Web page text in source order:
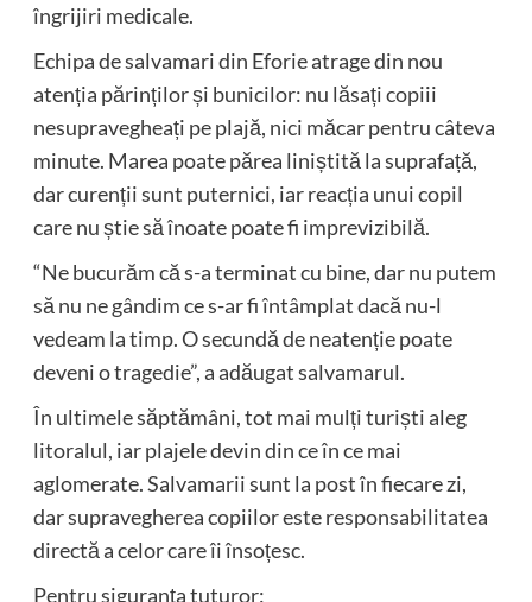
îngrijiri medicale.
Echipa de salvamari din Eforie atrage din nou
atenția părinților și bunicilor: nu lăsați copiii
nesupravegheați pe plajă, nici măcar pentru câteva
minute. Marea poate părea liniștită la suprafață,
dar curenții sunt puternici, iar reacția unui copil
care nu știe să înoate poate fi imprevizibilă.
“Ne bucurăm că s-a terminat cu bine, dar nu putem
să nu ne gândim ce s-ar fi întâmplat dacă nu-l
vedeam la timp. O secundă de neatenție poate
deveni o tragedie”, a adăugat salvamarul.
În ultimele săptămâni, tot mai mulți turiști aleg
litoralul, iar plajele devin din ce în ce mai
aglomerate. Salvamarii sunt la post în fiecare zi,
dar supravegherea copiilor este responsabilitatea
directă a celor care îi însoțesc.
Pentru siguranța tuturor: